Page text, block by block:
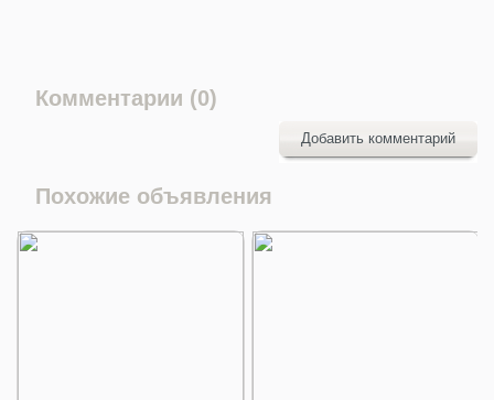
Комментарии (0)
Добавить комментарий
Похожие объявления